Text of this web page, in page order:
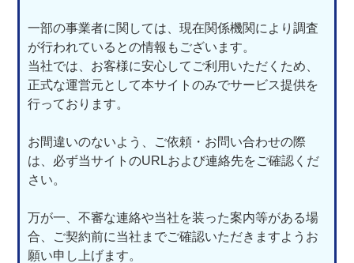
一部の事業者に関しては、現在関係機関により調査
が行われているとの情報もございます。
当社では、お客様に安心してご利用いただくため、
正式な運営元として本サイトのみでサービス提供を
行っております。
お間違いのないよう、ご依頼・お問い合わせの際
は、必ず当サイトのURLおよび連絡先をご確認くだ
さい。
万が一、不審な連絡や当社を装った案内等がある場
合、ご契約前に当社までご確認いただきますようお
願い申し上げます。